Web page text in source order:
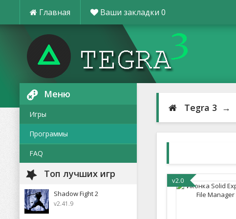
Главная Ваши закладки 0
Меню
Игры
Программы
FAQ
Топ лучших игр
Shadow Fight 2
v2.41.9
Tegra 3 →
v2.0